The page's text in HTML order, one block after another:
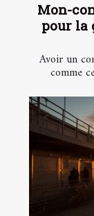
Mon-
pour la
Avoir un
comme